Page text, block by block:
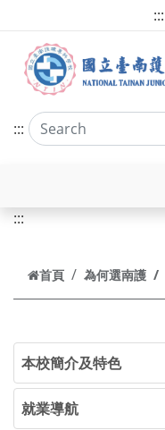
:::
:::
:::
首頁 為何選南護
本校簡介及特色
就業導航